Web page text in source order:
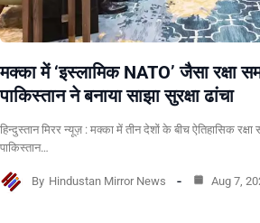
मक्का में ‘इस्लामिक NATO’ जैसा रक्षा
पाकिस्तान ने बनाया साझा सुरक्षा ढांचा
हिन्दुस्तान मिरर न्यूज़ : मक्का में तीन देशों के बीच ऐतिहासिक
पाकिस्तान…
By Hindustan Mirror News Aug 7,